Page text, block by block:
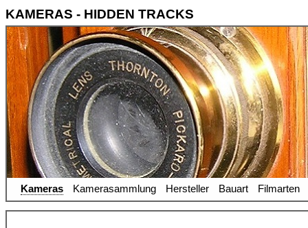
KAMERAS - HIDDEN TRACKS
Kameras Kamerasammlung Hersteller Bauart Filmarten